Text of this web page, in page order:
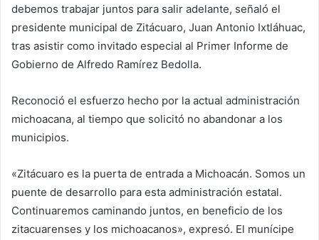
debemos trabajar juntos para salir adelante, señaló el
presidente municipal de Zitácuaro, Juan Antonio Ixtláhuac,
tras asistir como invitado especial al Primer Informe de
Gobierno de Alfredo Ramírez Bedolla.
Reconoció el esfuerzo hecho por la actual administración
michoacana, al tiempo que solicitó no abandonar a los
municipios.
«Zitácuaro es la puerta de entrada a Michoacán. Somos un
puente de desarrollo para esta administración estatal.
Continuaremos caminando juntos, en beneficio de los
zitacuarenses y los michoacanos», expresó. El munícipe